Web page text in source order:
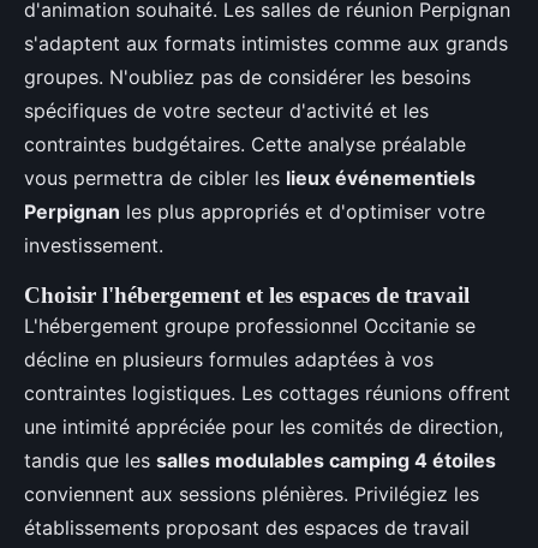
d'animation souhaité. Les salles de réunion Perpignan
s'adaptent aux formats intimistes comme aux grands
groupes. N'oubliez pas de considérer les besoins
spécifiques de votre secteur d'activité et les
contraintes budgétaires. Cette analyse préalable
vous permettra de cibler les lieux événementiels
Perpignan les plus appropriés et d'optimiser votre
investissement.
Choisir l'hébergement et les espaces de travail
L'hébergement groupe professionnel Occitanie se
décline en plusieurs formules adaptées à vos
contraintes logistiques. Les cottages réunions offrent
une intimité appréciée pour les comités de direction,
tandis que les salles modulables camping 4 étoiles
conviennent aux sessions plénières. Privilégiez les
établissements proposant des espaces de travail